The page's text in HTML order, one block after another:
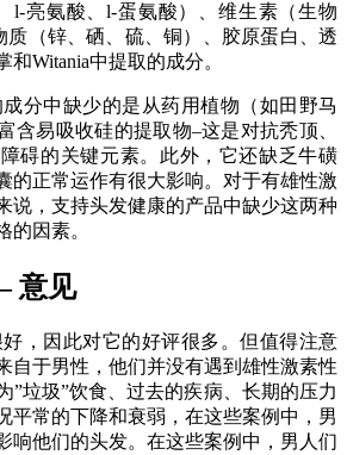
l-亮氨酸、l-蛋氨酸）、维生素（生物
质（锌、硒、硫、铜）、胶原蛋白、透
Witania中提取的成分。
分中缺少的是从药用植物（如田野马
含易吸收硅的提取物–这是对抗秃顶、
碍的关键元素。此外，它还缺乏牛磺
的正常运作有很大影响。对于有雄性激
说，支持头发健康的产品中缺少这两种
的因素。
意见
好，因此对它的好评很多。但值得注意
自于男性，他们并没有遇到雄性激素性
”垃圾”饮食、过去的疾病、长期的压力
平常的下降和衰弱，在这些案例中，男
响他们的头发。在这些案例中，男人们